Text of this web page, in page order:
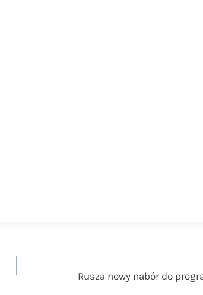
Rusza nowy nabór do